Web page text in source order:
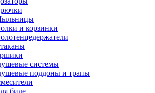
и корзинки
системы
поддоны и трапы
биде